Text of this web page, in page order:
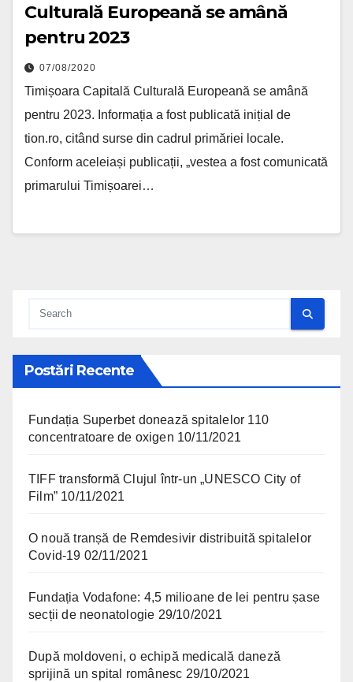
Culturală Europeană se amână
pentru 2023
07/08/2020
Timișoara Capitală Culturală Europeană se amână
pentru 2023. Informația a fost publicată inițial de
tion.ro, citând surse din cadrul primăriei locale.
Conform aceleiași publicații, „vestea a fost comunicată
primarului Timișoarei…
Postări Recente
Fundația Superbet donează spitalelor 110
concentratoare de oxigen 10/11/2021
TIFF transformă Clujul într-un „UNESCO City of
Film” 10/11/2021
O nouă tranșă de Remdesivir distribuită spitalelor
Covid-19 02/11/2021
Fundația Vodafone: 4,5 milioane de lei pentru șase
secții de neonatologie 29/10/2021
După moldoveni, o echipă medicală daneză
sprijină un spital românesc 29/10/2021